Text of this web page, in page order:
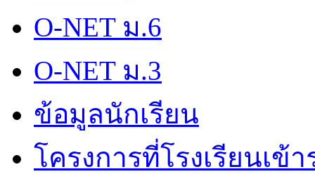
O-NET ม.6
O-NET ม.3
ข้อมูลนักเรียน
โครงการที่โรงเรียนเข้